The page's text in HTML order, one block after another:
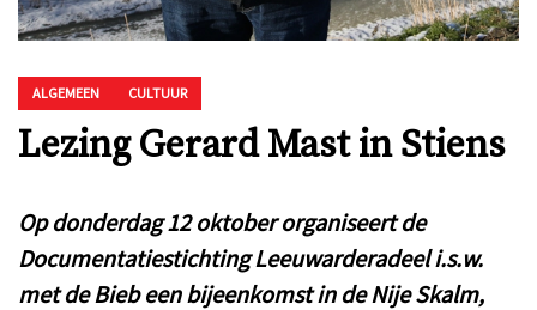
ALGEMEEN CULTUUR
Lezing Gerard Mast in Stiens
Op donderdag 12 oktober organiseert de
Documentatiestichting Leeuwarderadeel i.s.w.
met de Bieb een bijeenkomst in de Nije Skalm,